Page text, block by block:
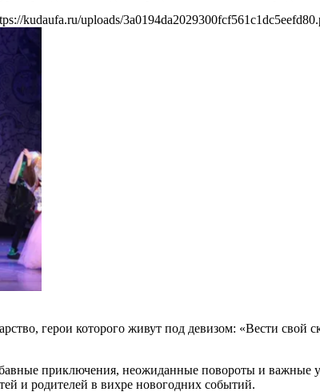
kudaufa.ru/uploads/
герои которого живут под девизом: «Вести
приключения, неожиданные повороты и важные
и родителей в вихре новогодних событий.